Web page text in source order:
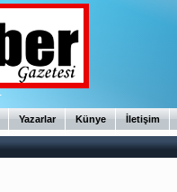
Yazarlar Künye İletişim